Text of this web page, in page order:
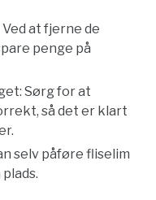
at fjerne de
penge på
Sørg for at
så det er klart
selv påføre fliselim